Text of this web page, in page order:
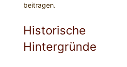
beitragen.
Historische
Hintergründe